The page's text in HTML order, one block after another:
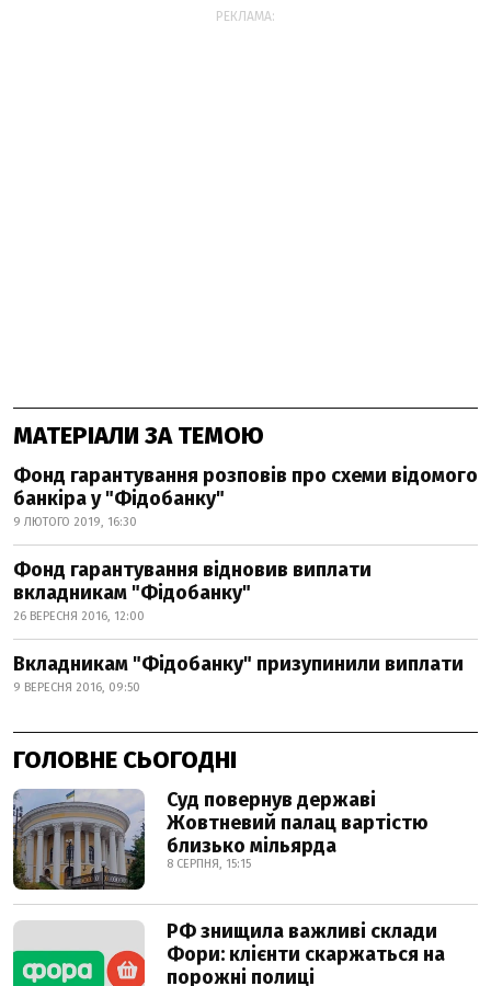
РЕКЛАМА:
МАТЕРІАЛИ ЗА ТЕМОЮ
Фонд гарантування розповів про схеми відомого
банкіра у "Фідобанку"
9 ЛЮТОГО 2019, 16:30
Фонд гарантування відновив виплати
вкладникам "Фідобанку"
26 ВЕРЕСНЯ 2016, 12:00
Вкладникам "Фідобанку" призупинили виплати
9 ВЕРЕСНЯ 2016, 09:50
ГОЛОВНЕ СЬОГОДНІ
Суд повернув державі
Жовтневий палац вартістю
близько мільярда
8 СЕРПНЯ, 15:15
РФ знищила важливі склади
Фори: клієнти скаржаться на
порожні полиці